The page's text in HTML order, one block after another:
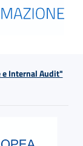
e Internal Audit"